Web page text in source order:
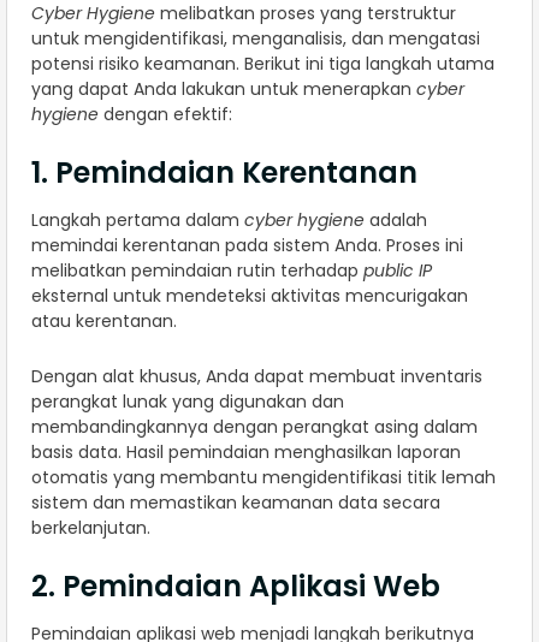
Cyber Hygiene melibatkan proses yang terstruktur
untuk mengidentifikasi, menganalisis, dan mengatasi
potensi risiko keamanan. Berikut ini tiga langkah utama
yang dapat Anda lakukan untuk menerapkan cyber
hygiene dengan efektif:
1. Pemindaian Kerentanan
Langkah pertama dalam cyber hygiene adalah
memindai kerentanan pada sistem Anda. Proses ini
melibatkan pemindaian rutin terhadap public IP
eksternal untuk mendeteksi aktivitas mencurigakan
atau kerentanan.
Dengan alat khusus, Anda dapat membuat inventaris
perangkat lunak yang digunakan dan
membandingkannya dengan perangkat asing dalam
basis data. Hasil pemindaian menghasilkan laporan
otomatis yang membantu mengidentifikasi titik lemah
sistem dan memastikan keamanan data secara
berkelanjutan.
2. Pemindaian Aplikasi Web
Pemindaian aplikasi web menjadi langkah berikutnya